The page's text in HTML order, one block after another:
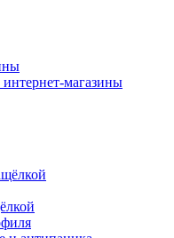
магазины